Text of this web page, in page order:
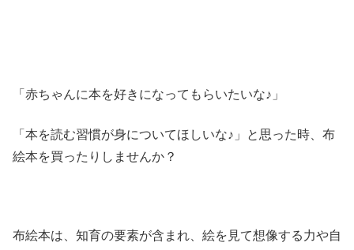
「赤ちゃんに本を好きになってもらいたいな♪」
「本を読む習慣が身についてほしいな♪」と思った時、布
絵本を買ったりしませんか？
布絵本は、知育の要素が含まれ、絵を見て想像する力や自